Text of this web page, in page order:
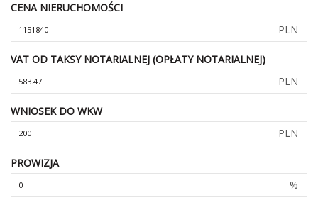
CENA NIERUCHOMOŚCI
PLN
VAT OD TAKSY NOTARIALNEJ (OPŁATY NOTARIALNEJ)
PLN
WNIOSEK DO WKW
PLN
PROWIZJA
%